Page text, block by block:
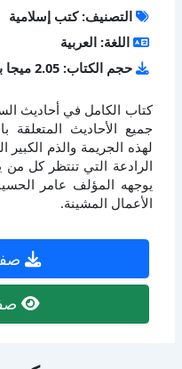
التصنيف: كتب إسلامية
اللغة: العربية
حجم الكتاب: 2.05 ميجا بايت
كتاب الكامل في أحاديث
جميع الأحاديث المتعلقة
لهذه الجريمة والذم الكبير
الرادعة التي تنتظر كل من
يوجهه المؤلف عامر
الأعمال المشينة.